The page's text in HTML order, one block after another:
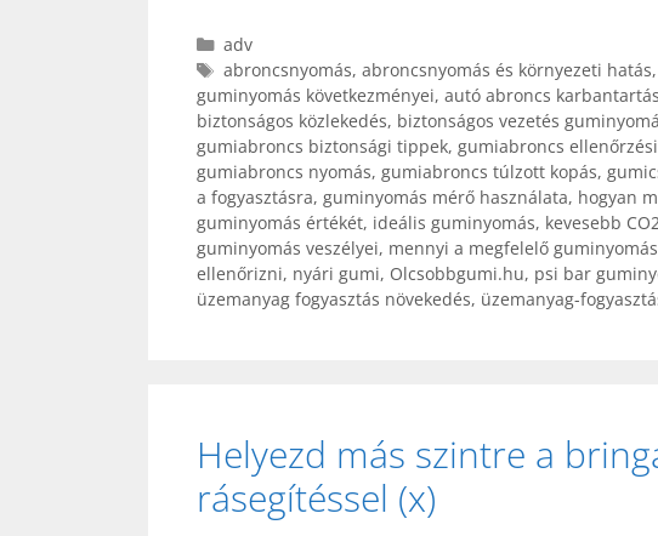
Kategória
adv
Címkék
abroncsnyomás, abroncsnyomás és környezeti hatás,
guminyomás következményei, autó abroncs karbantartás
biztonságos közlekedés, biztonságos vezetés
gumiabroncs biztonsági tippek, gumiabroncs
gumiabroncs nyomás, gumiabroncs túlzott kopás,
a fogyasztásra, guminyomás mérő használata, hogyan
guminyomás értékét, ideális guminyomás, kevesebb
guminyomás veszélyei, mennyi a megfelelő
ellenőrizni, nyári gumi, Olcsobbgumi.hu, psi bar
üzemanyag fogyasztás növekedés, üzemanyag-
Helyezd más szintre a
rásegítéssel (x)